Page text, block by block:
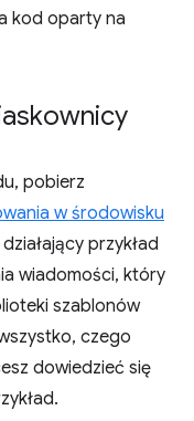
kod oparty na
pobierz
w środowisku
przykład
wiadomości, który
szablonów
czego
dowiedzieć się